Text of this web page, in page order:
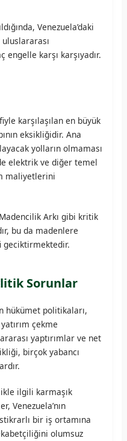
Venezuela’daki
engelle karşı karşıyadır.
karşılaşılan en büyük
eksikliğidir. Ana
yolların olmaması
elektrik ve diğer temel
maliyetlerini
Arkı gibi kritik
bu da madenlere
geciktirmektedir.
Sorunlar
hükümet politikaları,
çekme
yaptırımlar ve net
birçok yabancı
ilgili karmaşık
Venezuela’nın
bir iş ortamına
olumsuz